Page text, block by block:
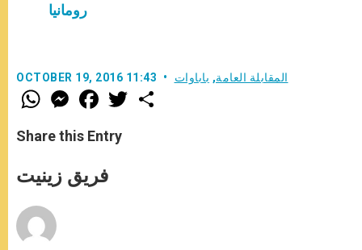
رومانيا
OCTOBER 19, 2016 11:43 المقابلة العامة, باباوات
W
h
t
s
p
p
M
e
s
e
g
e
F
a
e
b
o
k
w
Share this Entry
فريق زينيت